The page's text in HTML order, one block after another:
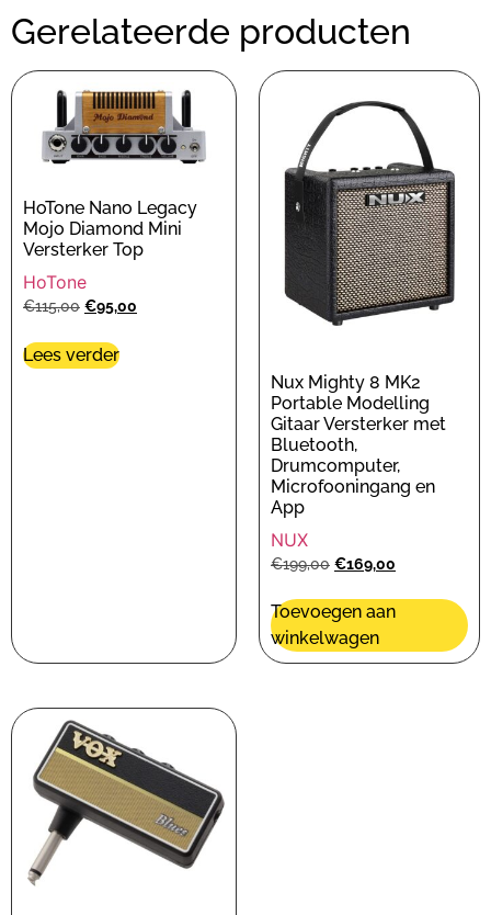
Gerelateerde producten
HoTone Nano Legacy
Mojo Diamond Mini
Versterker Top
HoTone
€115,00 €95,00
Lees verder
Nux Mighty 8 MK2
Portable Modelling
Gitaar Versterker met
Bluetooth,
Drumcomputer,
Microfooningang en
App
NUX
€199,00 €169,00
Toevoegen aan
winkelwagen